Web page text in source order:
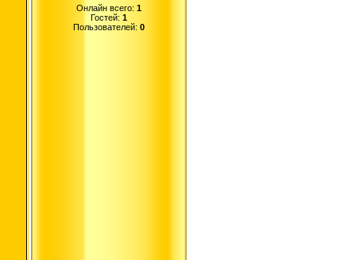
Онлайн всего: 1
Гостей: 1
Пользователей: 0